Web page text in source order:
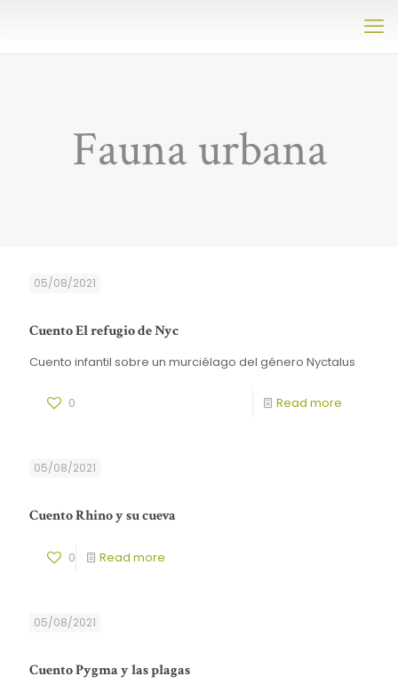
Fauna urbana
05/08/2021
Cuento El refugio de Nyc
Cuento infantil sobre un murciélago del género Nyctalus
0 Read more
05/08/2021
Cuento Rhino y su cueva
0 Read more
05/08/2021
Cuento Pygma y las plagas